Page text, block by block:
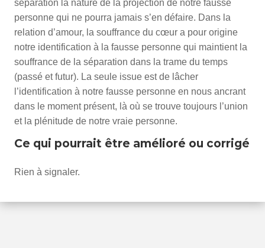
séparation la nature de la projection de notre fausse
personne qui ne pourra jamais s’en défaire. Dans la
relation d’amour, la souffrance du cœur a pour origine
notre identification à la fausse personne qui maintient la
souffrance de la séparation dans la trame du temps
(passé et futur). La seule issue est de lâcher
l’identification à notre fausse personne en nous ancrant
dans le moment présent, là où se trouve toujours l’union
et la plénitude de notre vraie personne.
Ce qui pourrait être amélioré ou corrigé
Rien à signaler.